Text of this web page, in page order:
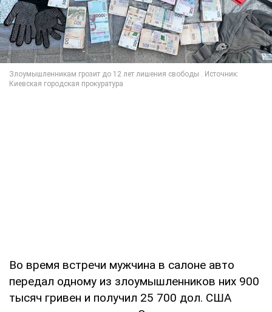
Во время встречи мужчина в салоне авто
передал одному из злоумышленников них 900
тысяч гривен и получил 25 700 дол. США